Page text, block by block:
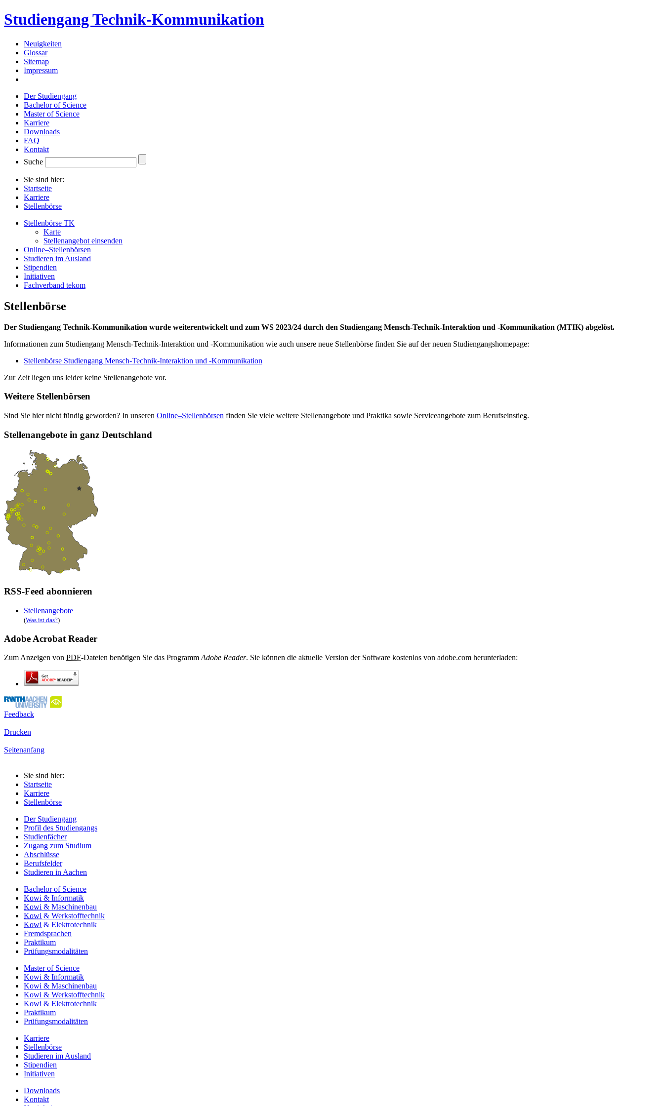
Studiengang Technik-Kommunikation
Neuigkeiten
Glossar
Sitemap
Impressum
Der Studiengang
Bachelor of Science
Master of Science
Karriere
Downloads
FAQ
Kontakt
Suche
Sie sind hier:
Startseite
Karriere
Stellenbörse
Stellenbörse TK
Karte
Stellenangebot einsenden
Online–Stellenbörsen
Studieren im Ausland
Stipendien
Initiativen
Fachverband tekom
Stellenbörse
Der Studiengang Technik-Kommunikation wurde weiterentwickelt und zum WS 2023/24 durch den Studiengang Mensch-Technik-Interaktion und -Kommunikation (MTIK) abgelöst.
Informationen zum Studiengang Mensch-Technik-Interaktion und -Kommunikation wie auch unsere neue Stellenbörse finden Sie auf der neuen Studiengangshomepage:
Stellenbörse Studiengang Mensch-Technik-Interaktion und -Kommunikation
Zur Zeit liegen uns leider keine Stellenangebote vor.
Weitere Stellenbörsen
Sind Sie hier nicht fündig geworden? In unseren Online–Stellenbörsen finden Sie viele weitere Stellenangebote und Praktika sowie Serviceangebote zum Berufseinstieg.
Stellenangebote in ganz Deutschland
RSS-Feed abonnieren
Stellenangebote
(Was ist das?)
Adobe Acrobat Reader
Zum Anzeigen von PDF-Dateien benötigen Sie das ProgrammAdobe Reader. Sie können die aktuelle Version der Software kostenlos von adobe.com herunterladen:
Feedback
Drucken
Seitenanfang
Sie sind hier:
Startseite
Karriere
Stellenbörse
Der Studiengang
Profil des Studiengangs
Studienfächer
Zugang zum Studium
Abschlüsse
Berufsfelder
Studieren in Aachen
Bachelor of Science
Kowi & Informatik
Kowi & Maschinenbau
Kowi & Werkstofftechnik
Kowi & Elektrotechnik
Fremdsprachen
Praktikum
Prüfungsmodalitäten
Master of Science
Kowi & Informatik
Kowi & Maschinenbau
Kowi & Werkstofftechnik
Kowi & Elektrotechnik
Praktikum
Prüfungsmodalitäten
Karriere
Stellenbörse
Studieren im Ausland
Stipendien
Initiativen
Downloads
Kontakt